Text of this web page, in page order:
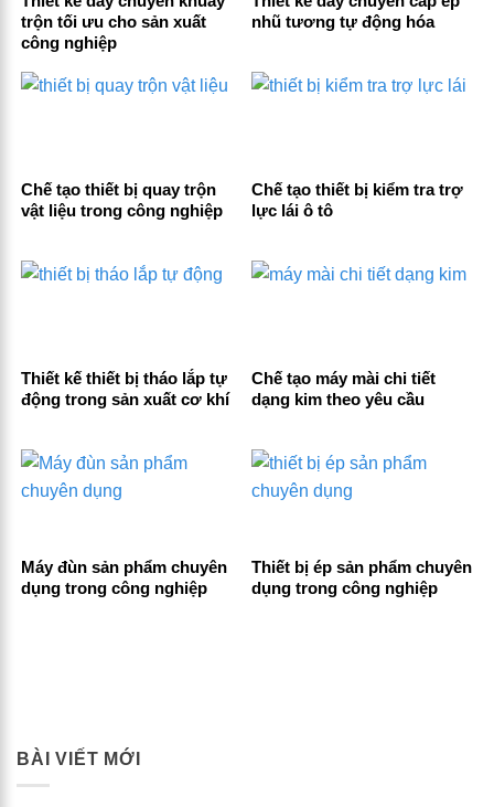
trộn tối ưu cho sản xuất
công nghiệp
nhũ tương tự động hóa
Chế tạo thiết bị quay trộn
vật liệu trong công nghiệp
Chế tạo thiết bị kiểm tra trợ
lực lái ô tô
Thiết kế thiết bị tháo lắp tự
động trong sản xuất cơ khí
Chế tạo máy mài chi tiết
dạng kim theo yêu cầu
Máy đùn sản phẩm chuyên
dụng trong công nghiệp
Thiết bị ép sản phẩm chuyên
dụng trong công nghiệp
BÀI VIẾT MỚI